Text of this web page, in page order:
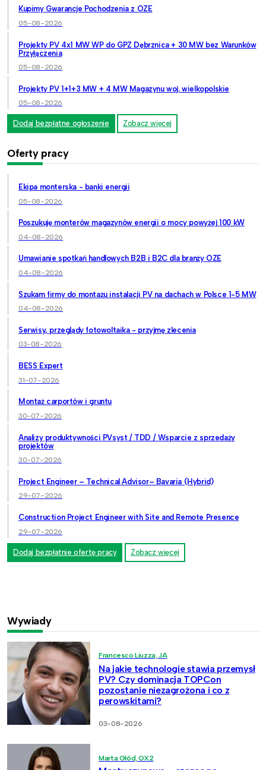
Kupimy Gwarancje Pochodzenia z OZE
05-08-2026
Projekty PV 4x1 MW WP do GPZ Dębrznica + 30 MW bez Warunków
Przyłączenia
05-08-2026
Projekty PV 1+1+3 MW + 4 MW Magazynu woj. wielkopolskie
05-08-2026
Dodaj bezpłatne ogłoszenie Zobacz więcej
Oferty pracy
Ekipa monterska - banki energii
05-08-2026
Poszukuję monterów magazynów energii o mocy powyżej 100 kW
04-08-2026
Umawianie spotkań handlowych B2B i B2C dla branży OZE
04-08-2026
Szukam firmy do montażu instalacji PV na dachach w Polsce 1-5 MW
04-08-2026
Serwisy, przeglądy fotowoltaika - przyjmę zlecenia
03-08-2026
BESS Expert
31-07-2026
Montaż carportów i gruntu
30-07-2026
Analizy produktywności PVsyst / TDD / Wsparcie z sprzedaży
projektów
30-07-2026
Project Engineer – Technical Advisor– Bavaria (Hybrid)
29-07-2026
Construction Project Engineer with Site and Remote Presence
29-07-2026
Dodaj bezpłatnie ofertę pracy Zobacz więcej
Wywiady
Francesco Liuzza, JA
Na jakie technologie stawia przemysł
PV? Czy dominacja TOPCon
pozostanie niezagrożona i co z
perowskitami?
03-08-2026
Marta Głód, OX2